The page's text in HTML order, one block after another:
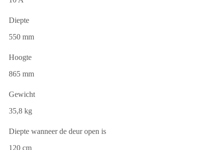
Diepte
550 mm
Hoogte
865 mm
Gewicht
35,8 kg
Diepte wanneer de deur open is
120 cm